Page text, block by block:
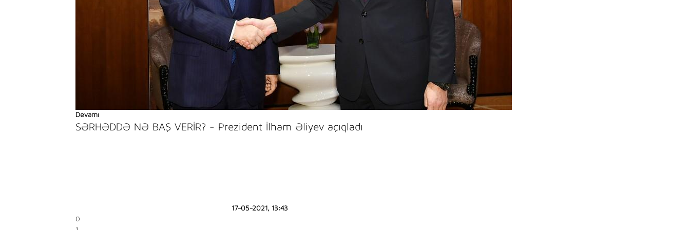
Devamı
SƏRHƏDDƏ NƏ BAŞ VERİR? - Prezident İlham Əliyev açıqladı
17-05-2021, 13:43
0